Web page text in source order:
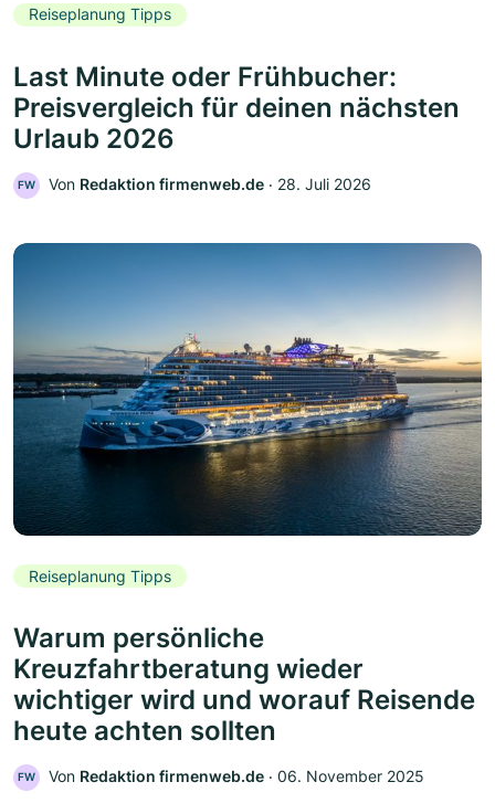
Reiseplanung Tipps
Last Minute oder Frühbucher:
Preisvergleich für deinen nächsten
Urlaub 2026
FW Von Redaktion firmenweb.de ‧ 28. Juli 2026
Reiseplanung Tipps
Warum persönliche
Kreuzfahrtberatung wieder
wichtiger wird und worauf Reisende
heute achten sollten
FW Von Redaktion firmenweb.de ‧ 06. November 2025